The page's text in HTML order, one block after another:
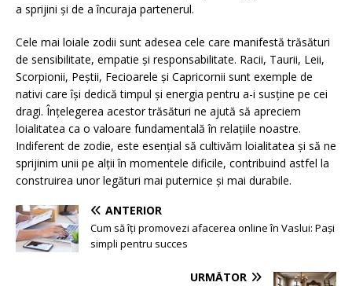
a sprijini și de a încuraja partenerul.
Cele mai loiale zodii sunt adesea cele care manifestă trăsături
de sensibilitate, empatie și responsabilitate. Racii, Taurii, Leii,
Scorpionii, Peștii, Fecioarele și Capricornii sunt exemple de
nativi care își dedică timpul și energia pentru a-i susține pe cei
dragi. Înțelegerea acestor trăsături ne ajută să apreciem
loialitatea ca o valoare fundamentală în relațiile noastre.
Indiferent de zodie, este esențial să cultivăm loialitatea și să ne
sprijinim unii pe alții în momentele dificile, contribuind astfel la
construirea unor legături mai puternice și mai durabile.
ANTERIOR
Cum să îți promovezi afacerea online în Vaslui: Pași
simpli pentru succes
URMĂTOR